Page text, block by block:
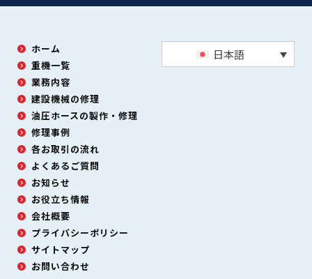
ホーム
重機一覧
業務内容
建設機械の修理
油圧ホースの製作・修理
修理事例
各お取引の流れ
よくあるご質問
お知らせ
お役立ち情報
会社概要
プライバシーポリシー
サイトマップ
お問い合わせ
日本語